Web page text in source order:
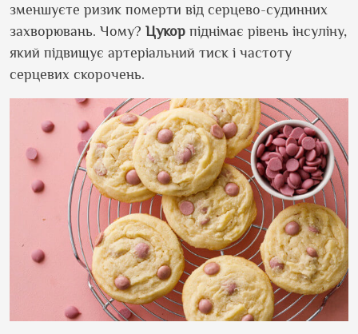
зменшуєте ризик померти від серцево-судинних
захворювань. Чому? Цукор піднімає рівень інсуліну,
який підвищує артеріальний тиск і частоту
серцевих скорочень.